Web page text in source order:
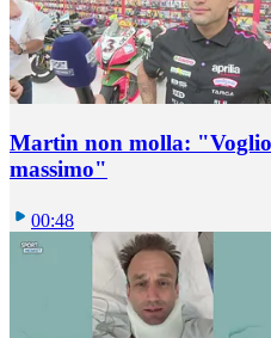
Martin non molla: "Voglio
massimo"
00:48